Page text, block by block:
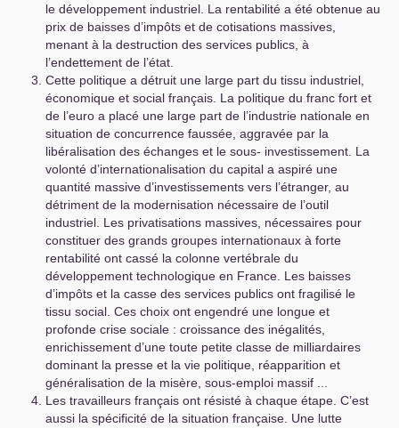
le développement industriel. La rentabilité a été obtenue au
prix de baisses d’impôts et de cotisations massives,
menant à la destruction des services publics, à
l’endettement de l’état.
Cette politique a détruit une large part du tissu industriel,
économique et social français. La politique du franc fort et
de l’euro a placé une large part de l’industrie nationale en
situation de concurrence faussée, aggravée par la
libéralisation des échanges et le sous- investissement. La
volonté d’internationalisation du capital a aspiré une
quantité massive d’investissements vers l’étranger, au
détriment de la modernisation nécessaire de l’outil
industriel. Les privatisations massives, nécessaires pour
constituer des grands groupes internationaux à forte
rentabilité ont cassé la colonne vertébrale du
développement technologique en France. Les baisses
d’impôts et la casse des services publics ont fragilisé le
tissu social. Ces choix ont engendré une longue et
profonde crise sociale : croissance des inégalités,
enrichissement d’une toute petite classe de milliardaires
dominant la presse et la vie politique, réapparition et
généralisation de la misère, sous-emploi massif ...
Les travailleurs français ont résisté à chaque étape. C’est
aussi la spécificité de la situation française. Une lutte